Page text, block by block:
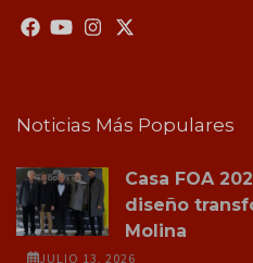
Noticias Más Populares
Casa FOA
diseño
Molina
JULIO 13, 2026